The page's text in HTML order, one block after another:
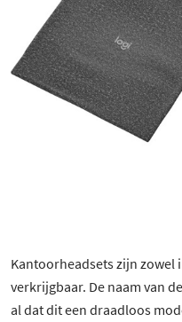
Kantoorheadsets zijn zowel
verkrijgbaar. De naam van
al dat dit een draadloos